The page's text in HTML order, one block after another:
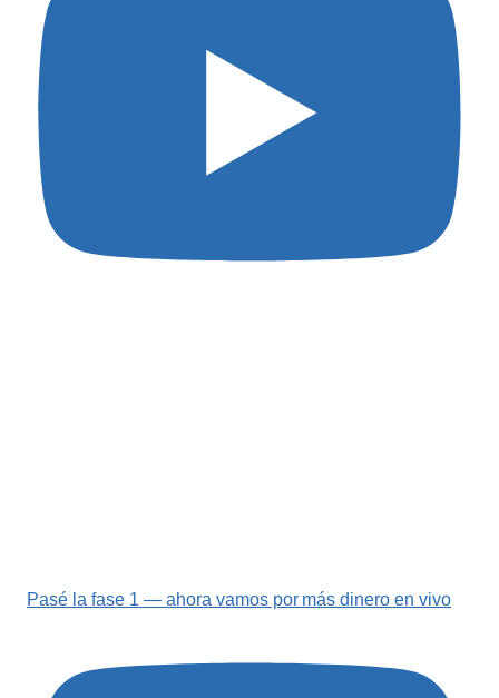
Pasé la fase 1 — ahora vamos por más dinero en vivo